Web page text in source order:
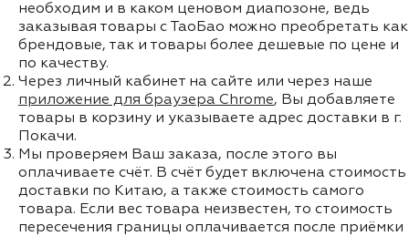
необходим и в каком ценовом диапозоне, ведь
заказывая товары с ТаоБао можно преобретать как
брендовые, так и товары более дешевые по цене и
по качеству.
Через личный кабинет на сайте или через наше
приложение для браузера Chrome, Вы добавляете
товары в корзину и указываете адрес доставки в г.
Покачи.
Мы проверяем Ваш заказа, после этого вы
оплачиваете счёт. В счёт будет включена стоимость
доставки по Китаю, а также стоимость самого
товара. Если вес товара неизвестен, то стоимость
пересечения границы оплачивается после приёмки